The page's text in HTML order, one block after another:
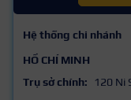
Hệ thống chi nhánh
HỒ CHÍ MINH
Trụ sở chính:
120 Ni